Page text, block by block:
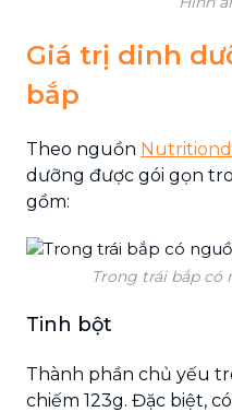
Giá trị dinh
bắp
Theo nguồn
dưỡng được gói gọn
gồm:
Trong trái bắp có
Tinh bột
Thành phần chủ yếu
chiếm 123g. Đặc biệt,